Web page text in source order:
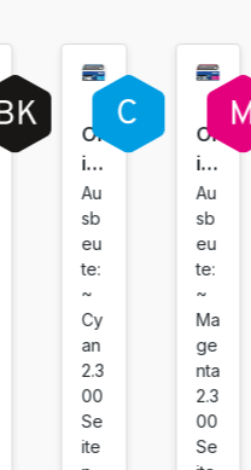
Or
igi
na
l
To
ne
r
Br
ot
he
r
T
Au
sb
eu
te:
~
Cy
an
2.3
00
Se
ite
Or
igi
na
l
To
ne
r
Br
ot
he
r
T
Au
sb
eu
te:
~
Ma
ge
nta
2.3
00
Se